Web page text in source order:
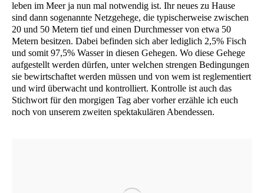
le­ben im Meer ja nun mal not­wen­dig ist. Ihr neu­es zu Hau­se
sind dann soge­nann­te Netz­ge­he­ge, die typi­scher­wei­se zwi­schen
20 und 50 Metern tief und einen Durch­mes­ser von etwa 50
Metern besit­zen. Dabei befin­den sich aber ledig­lich 2,5% Fisch
und somit 97,5% Was­ser in die­sen Gehe­gen. Wo die­se Gehe­ge
auf­ge­stellt wer­den dür­fen, unter wel­chen stren­gen Bedin­gun­gen
sie bewirt­schaf­tet wer­den müs­sen und von wem ist regle­men­tiert
und wird über­wacht und kon­trol­liert. Kon­trol­le ist auch das
Stich­wort für den mor­gi­gen Tag aber vor­her erzäh­le ich euch
noch von unse­rem zwei­ten spek­ta­ku­lä­ren Abendessen.